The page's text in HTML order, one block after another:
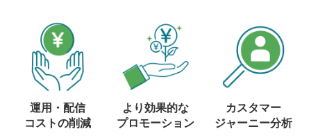
運用・配信
コストの削減
より効果的な
プロモーション
カスタマー
ジャーニー分析